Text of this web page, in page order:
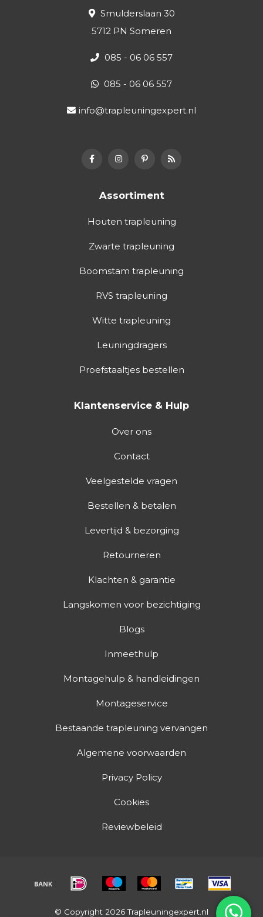
Smulderslaan 30
5712 PN Someren
085 - 06 06 557
085 - 06 06 557
info@trapleuningexpert.nl
Assortiment
Houten trapleuning
Zwarte trapleuning
Boomstam trapleuning
RVS trapleuning
Witte trapleuning
Leuningdragers
Proefstaaltjes bestellen
Klantenservice & Hulp
Over ons
Contact
Veelgestelde vragen
Bestellen & betalen
Levertijd & bezorging
Retourneren
Klachten & garantie
Langskomen voor bezichtiging
Blogs
Inmeethulp
Montagehulp & handleidingen
Montageservice
Bestaande trapleuning vervangen
Algemene voorwaarden
Privacy Policy
Cookies
Reviewbeleid
© Copyright 2026 Trapleuningexpert.nl